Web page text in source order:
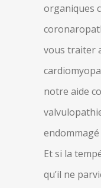
organiques
vous traiter
notre aide
Et si la
qu’il ne